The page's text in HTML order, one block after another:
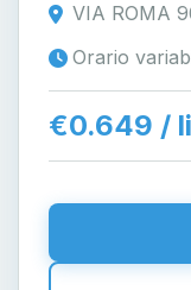
VIA ROMA
Orario
€0.649 /